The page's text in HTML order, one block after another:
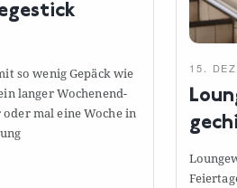
so wenig Gepäck wie
langer Wochenend-
mal eine Woche in
15.